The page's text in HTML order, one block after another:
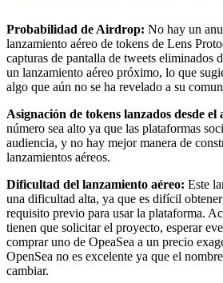
Probabilidad de Airdrop: No hay un
lanzamiento aéreo de tokens de Lens
capturas de pantalla de tweets eliminados
un lanzamiento aéreo próximo, lo que
algo que aún no se ha revelado a su
Asignación de tokens lanzados desde el
número sea alto ya que las plataformas
audiencia, y no hay mejor manera de
lanzamientos aéreos.
Dificultad del lanzamiento aéreo: Este
una dificultad alta, ya que es difícil
requisito previo para usar la plataforma.
tienen que solicitar el proyecto, esperar
comprar uno de OpeaSea a un precio
OpenSea no es excelente ya que el
cambiar.